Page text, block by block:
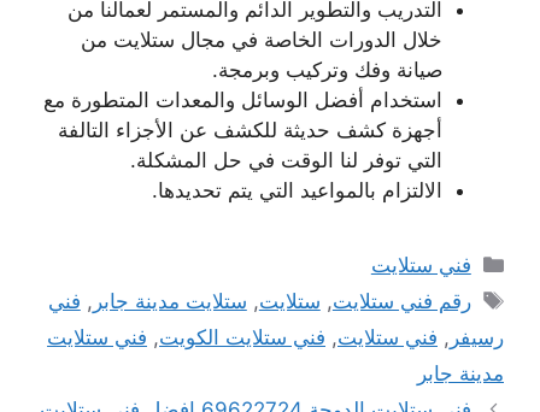
التدريب والتطوير الدائم والمستمر لعمالنا من
خلال الدورات الخاصة في مجال ستلايت من
صيانة وفك وتركيب وبرمجة.
استخدام أفضل الوسائل والمعدات المتطورة مع
أجهزة كشف حديثة للكشف عن الأجزاء التالفة
التي توفر لنا الوقت في حل المشكلة.
الالتزام بالمواعيد التي يتم تحديدها.
التصنيفات
فني ستلايت
الوسوم
رقم فني ستلايت, ستلايت, ستلايت مدينة جابر , فني
رسيفر , فني ستلايت, فني ستلايت الكويت, فني ستلايت
مدينة جابر